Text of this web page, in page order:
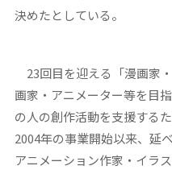
決めたとしている。
23回目を迎える「漫画家
画家・アニメーター等を目
の人の創作活動を支援する
2004年の事業開始以来、延
アニメーション作家・イラ